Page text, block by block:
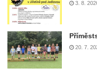
3. 8.
20. 7.